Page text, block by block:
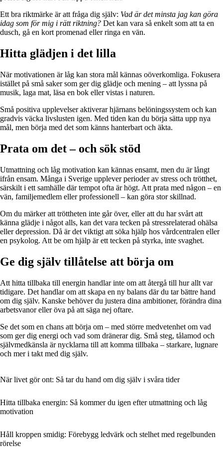
Ett bra riktmärke är att fråga dig själv: Vad är det minsta jag kan göra
idag som för mig i rätt riktning? Det kan vara så enkelt som att ta en
dusch, gå en kort promenad eller ringa en vän.
Hitta glädjen i det lilla
När motivationen är låg kan stora mål kännas oöverkomliga. Fokusera
istället på små saker som ger dig glädje och mening – att lyssna på
musik, laga mat, läsa en bok eller vistas i naturen.
Små positiva upplevelser aktiverar hjärnans belöningssystem och kan
gradvis väcka livslusten igen. Med tiden kan du börja sätta upp nya
mål, men börja med det som känns hanterbart och äkta.
Prata om det – och sök stöd
Utmattning och låg motivation kan kännas ensamt, men du är långt
ifrån ensam. Många i Sverige upplever perioder av stress och trötthet,
särskilt i ett samhälle där tempot ofta är högt. Att prata med någon – en
vän, familjemedlem eller professionell – kan göra stor skillnad.
Om du märker att tröttheten inte går över, eller att du har svårt att
känna glädje i något alls, kan det vara tecken på stressrelaterad ohälsa
eller depression. Då är det viktigt att söka hjälp hos vårdcentralen eller
en psykolog. Att be om hjälp är ett tecken på styrka, inte svaghet.
Ge dig själv tillåtelse att börja om
Att hitta tillbaka till energin handlar inte om att återgå till hur allt var
tidigare. Det handlar om att skapa en ny balans där du tar bättre hand
om dig själv. Kanske behöver du justera dina ambitioner, förändra dina
arbetsvanor eller öva på att säga nej oftare.
Se det som en chans att börja om – med större medvetenhet om vad
som ger dig energi och vad som dränerar dig. Små steg, tålamod och
självmedkänsla är nycklarna till att komma tillbaka – starkare, lugnare
och mer i takt med dig själv.
När livet gör ont: Så tar du hand om dig själv i svåra tider
Hitta tillbaka energin: Så kommer du igen efter utmattning och låg
motivation
Håll kroppen smidig: Förebygg ledvärk och stelhet med regelbunden
rörelse